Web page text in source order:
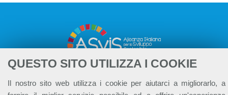
QUESTO SITO UTILIZZA I COOKIE
Il nostro sito web utilizza i cookie per aiutarci a migliorarlo, a